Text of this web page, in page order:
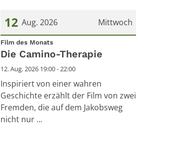
Mittwoch
12 Aug. 2026
Datum: 12. August 2026
Film des Monats:
Die Camino-Therapie
12. Aug. 2026 19:00 - 22:00
Inspiriert von einer wahren
Geschichte erzählt der Film von zwei
Fremden, die auf dem Jakobsweg
nicht nur ...